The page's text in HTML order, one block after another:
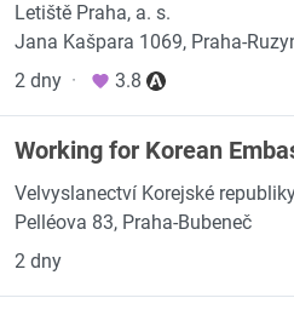
Letiště Praha, a. s.
Jana Kašpara 1069, Praha-
2 dny · 3.8
Working for Korean
Velvyslanectví Korejské
Pelléova 83, Praha-Bubeneč
2 dny